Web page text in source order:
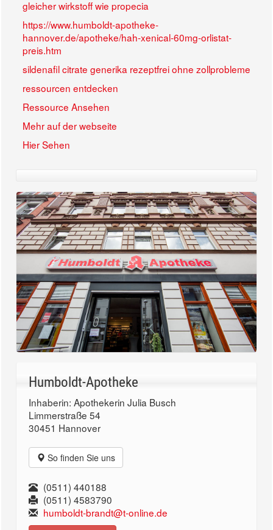
gleicher wirkstoff wie propecia
https://www.humboldt-apotheke-
hannover.de/apotheke/hah-xenical-60mg-orlistat-
preis.htm
sildenafil citrate generika rezeptfrei ohne zollprobleme
ressourcen entdecken
Ressource Ansehen
Mehr auf der webseite
Hier Sehen
Humboldt-Apotheke
Inhaberin: Apothekerin Julia Busch
Limmerstraße 54
30451 Hannover
So finden Sie uns
(0511) 440188
(0511) 4583790
humboldt-brandt@t-online.de